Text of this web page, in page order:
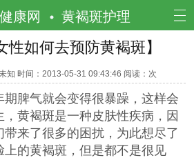
康网 黄褐斑护理
性如何去预防黄褐斑】
知 时间：2013-05-31 09:43:46 阅读： 次
脾气就会变得很暴躁，这样会
黄褐斑是一种皮肤性疾病，因
来了很多的困扰，为此想尽了
的黄褐斑，但是都不是很见